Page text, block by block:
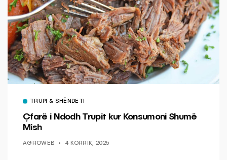
TRUPI & SHËNDETI
Çfarë i Ndodh Trupit kur Konsumoni Shumë
Mish
AGROWEB 4 KORRIK, 2025